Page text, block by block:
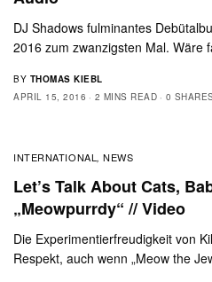
DJ Shadows fulminantes
2016 zum zwanzigsten Mal. Wäre
BY THOMAS KIEBL
APRIL 15, 2016
2 MINS READ 0
INTERNATIONAL ,NEWS
Let’s Talk About Cats,
„Meowpurrdy“ // Video
Die Experimentierfreudigkeit von
Respekt, auch wenn „Meow the